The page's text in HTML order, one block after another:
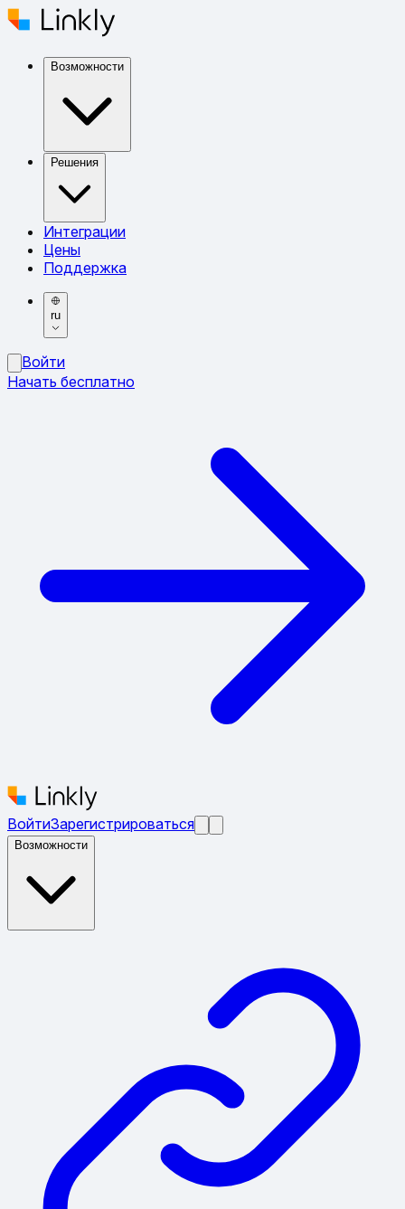
Возможности
Решения
Интеграции
Цены
Поддержка
ru
Войти
Начать бесплатно
ВойтиЗарегистрироваться
Возможности